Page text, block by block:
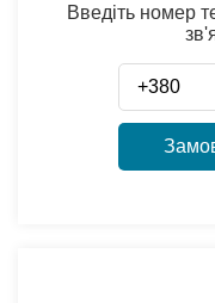
Введіть номер